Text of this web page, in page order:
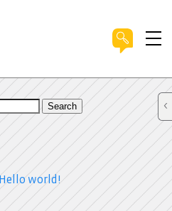
Search
Hello world!